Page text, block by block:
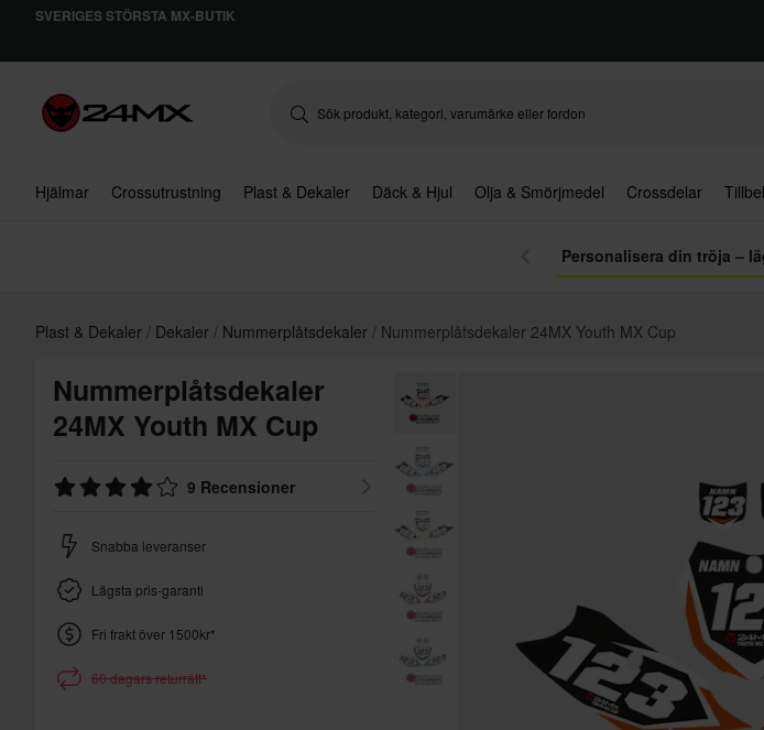
SVERIGES STÖRSTA MX-BUTIK
Hjälmar Crossutrustning Plast & Dekaler Däck & Hjul Olja & Smörjmedel Crossdelar
Personalisera din tröja –
Plast & Dekaler Dekaler Nummerplåtsdekaler Nummerplåtsdekaler 24MX Youth MX Cup
Nummerplåtsdekaler
24MX Youth MX Cup
9 Recensioner
Snabba leveranser
Lägsta pris-garanti
Fri frakt över 1500kr*
60 dagars returrätt*